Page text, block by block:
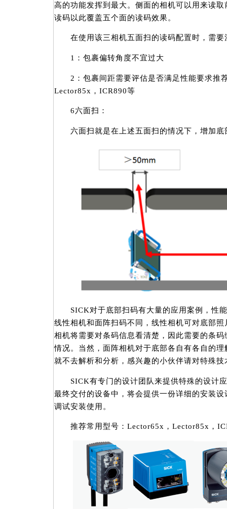
高的功能发挥到最大。侧面的相机可以用来读
读码以此覆盖五个面的读码效果。
在使用该三相机五面扫的读码配置时，需要
1：包裹偏转角度不宜过大
2：包裹间距需要评估是否满足性能要求推
Lector85x，ICR890等
6六面扫：
六面扫就是在上述五面扫的情况下，增加底
SICK对于底部扫码有大量的应用案例，性能
线性相机和面阵扫码不同，线性相机可对底部
相机将需要对条码信息看清楚，因此需要的条
情况。当然，面阵相机对于底部各自有各自的
就不去解析和分析，感兴趣的小伙伴请对特殊技
SICK有专门的设计团队来提供特殊的设计应
最终交付的设备中，将会提供一份详细的安装
调试安装使用。
推荐常用型号：Lector65x，Lector85x，